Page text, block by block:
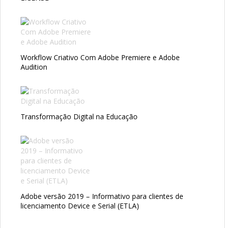
Workflow Criativo Com Adobe Premiere e Adobe
Audition
Transformação Digital na Educação
Adobe versão 2019 – Informativo para clientes de
licenciamento Device e Serial (ETLA)